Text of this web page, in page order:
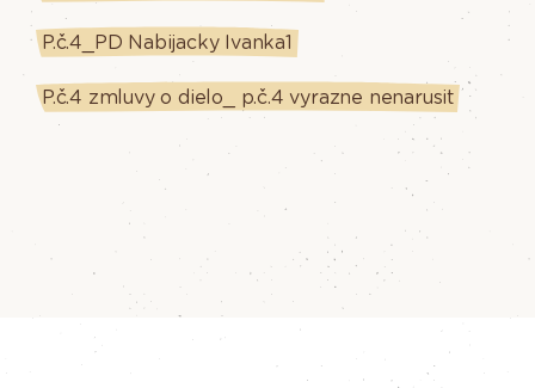
P.č.4_PD Nabijacky Ivanka1
P.č.4 zmluvy o dielo_ p.č.4 vyrazne nenarusit